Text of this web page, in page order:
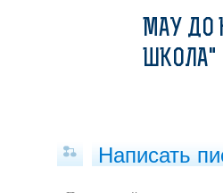
МАУ ДО
ШКОЛА"
Написать